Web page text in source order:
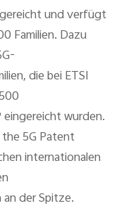
und verfügt
Familien. Dazu
die bei ETSI
wurden.
5G Patent
internationalen
der Spitze.